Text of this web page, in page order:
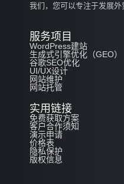
我们，您可以专注于发展外
服务项目
WordPress建站
生成式引擎优化（GEO）
谷歌SEO优化
UI/UX设计
网站维护
网站托管
实用链接
免费获取方案
客户合作须知
演示申请
价格表
隐私保护
版权信息